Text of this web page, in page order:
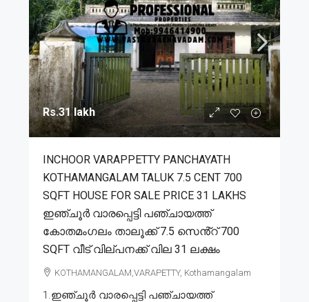
Rs.31 lakh
INCHOOR VARAPPETTY PANCHAYATH
KOTHAMANGALAM TALUK 7.5 CENT 700
SQFT HOUSE FOR SALE PRICE 31 LAKHS
ഇഞ്ചൂർ വാരപ്പെട്ടി പഞ്ചായത്ത്
കോതമംഗലം താലൂക്ക് 7.5 സെൻ്റ് 700
SQFT വീട് വില്പനക്ക് വില 31 ലക്ഷം
KOTHAMANGALAM,VARAPETTY, Kothamangalam
1.ഇഞ്ചൂർ വാരപ്പെട്ടി പഞ്ചായത്ത്